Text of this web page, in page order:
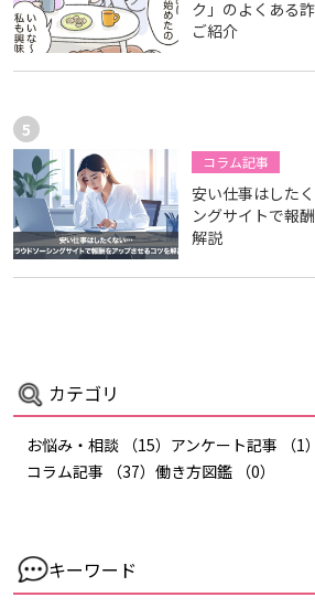
ク」のよくある
ご紹介
コラム記事
安い仕事はした
ングサイトで報
解説
カテゴリ
お悩み・相談 （15） アンケート記事 （1）
コラム記事
（37） 働き方図鑑 （0）
キーワード